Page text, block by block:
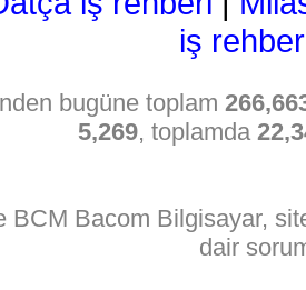
iş
bugüne toplam
5,269, toplamda
BCM Bacom Bilgisayar,
dair